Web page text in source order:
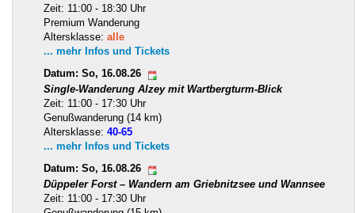
Zeit: 11:00 - 18:30 Uhr
Premium Wanderung
Altersklasse: alle
... mehr Infos und Tickets
Datum: So, 16.08.26
Single-Wanderung Alzey mit Wartbergturm-Blick
Zeit: 11:00 - 17:30 Uhr
Genußwanderung (14 km)
Altersklasse: 40-65
... mehr Infos und Tickets
Datum: So, 16.08.26
Düppeler Forst – Wandern am Griebnitzsee und Wannsee
Zeit: 11:00 - 17:30 Uhr